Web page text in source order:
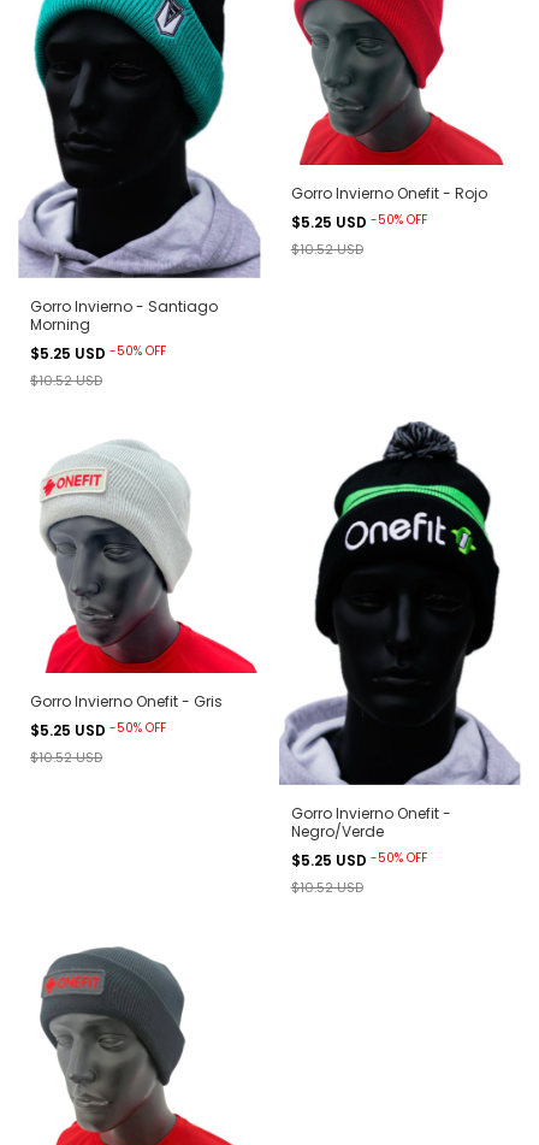
Gorro Invierno - Santiago
Morning
$5.25 USD -50% OFF
$10.52 USD
Gorro Invierno Onefit - Rojo
$5.25 USD -50% OFF
$10.52 USD
Gorro Invierno Onefit - Gris
$5.25 USD -50% OFF
$10.52 USD
Gorro Invierno Onefit -
Negro/Verde
$5.25 USD -50% OFF
$10.52 USD